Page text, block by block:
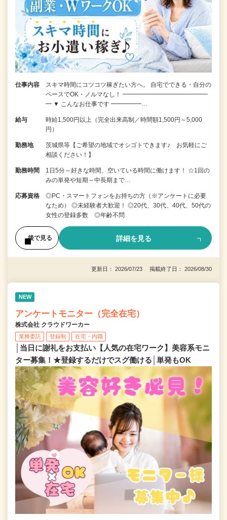
仕事内容
スキマ時間にコツコツ稼ぎたい方へ。 自宅でできる・自分の
ペースでOK・ノルマなし！ ━━━━━━━━━━━━━━
━ ▼ こんなお仕事です ━━━━━…
給与
時給1,500円以上（完全出来高制／時間額1,500円～5,000
円）
勤務地
茨城県等【ご希望の地域でオシゴトできます♪ お気軽にご
相談ください！】
勤務時間
1日5分～好きな時間、空いている時間に働けます！ ☆1回の
みの単発や短期～中長期まで…
応募資格
◎PC・スマートフォンをお持ちの方（※アンケートに必要
なため） ◎未経験者大歓迎！ ◎20代、30代、40代、50代の
女性の登録多数 ◎年齢不問
後で見る 詳細を見る
更新日： 2026/07/23 掲載終了日： 2026/08/30
NEW
アンケートモニター（完全在宅）
株式会社 クラウドワーカー
業務委託 登録制 在宅・内職
│当日に謝礼をお支払い【人気の在宅ワーク】美容系モニ
ター募集！★登録するだけでスグ働ける│単発もOK